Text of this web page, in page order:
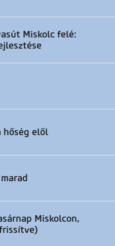
Miskolc felé:
elől
Miskolcon,